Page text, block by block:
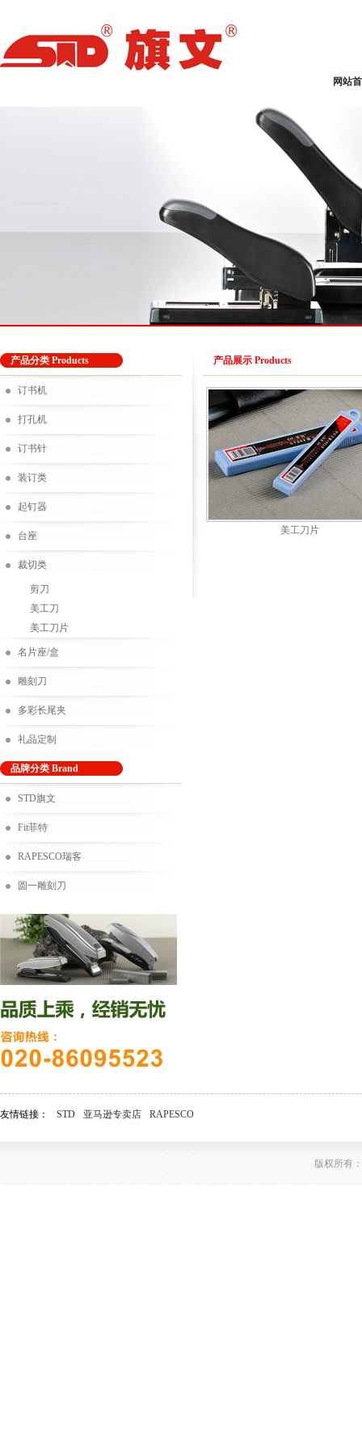
网站
产品分类 Products
订书机
打孔机
订书针
装订类
起钉器
台座
裁切类
剪刀
美工刀
美工刀片
名片座/盒
雕刻刀
多彩长尾夹
礼品定制
品牌分类 Brand
STD旗文
Fit菲特
RAPESCO瑞客
圆一雕刻刀
产品展示 Products
美工刀片
友情链接： STD 亚马逊专卖店 RAPESCO
版权所有